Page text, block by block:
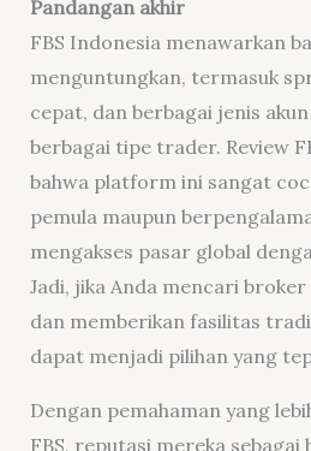
Pandangan akhir
FBS Indonesia menawarkan
menguntungkan, termasuk
cepat, dan berbagai jenis
berbagai tipe trader. Review
bahwa platform ini sangat
pemula maupun
mengakses pasar global
Jadi, jika Anda mencari
dan memberikan fasilitas
dapat menjadi pilihan yang
Dengan pemahaman yang
FBS, reputasi mereka